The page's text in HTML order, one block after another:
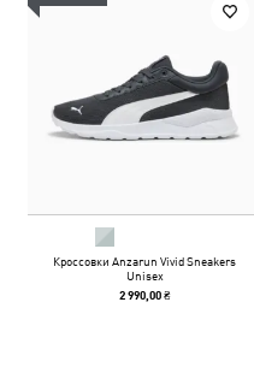
Кроссовки Anzarun Vivid Sneakers
Unisex
2 990,00 ₴